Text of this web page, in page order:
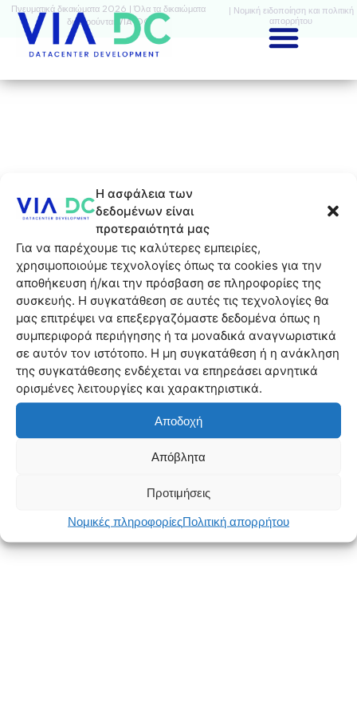
Η ασφάλεια των
δεδομένων είναι
προτεραιότητά μας
Για να παρέχουμε τις καλύτερες εμπειρίες,
χρησιμοποιούμε τεχνολογίες όπως τα cookies για την
αποθήκευση ή/και την πρόσβαση σε πληροφορίες της
συσκευής. Η συγκατάθεση σε αυτές τις τεχνολογίες θα
μας επιτρέψει να επεξεργαζόμαστε δεδομένα όπως η
συμπεριφορά περιήγησης ή τα μοναδικά αναγνωριστικά
σε αυτόν τον ιστότοπο. Η μη συγκατάθεση ή η ανάκληση
της συγκατάθεσης ενδέχεται να επηρεάσει αρνητικά
ορισμένες λειτουργίες και χαρακτηριστικά.
Αποδοχή
Απόβλητα
Προτιμήσεις
Νομικές πληροφορίεςΠολιτική απορρήτου
Πνευματικά δικαιώματα 2026 | Όλα τα δικαιώματα
διατηρούνται VIA-DC
| Νομική ειδοποίηση και πολιτική
απορρήτου